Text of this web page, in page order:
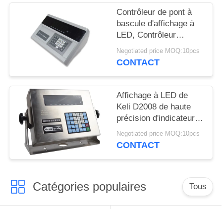
Contrôleur de pont à
bascule d'affichage à
LED, Contrôleur
YAOHUA DS10 de
poids de Digital
Negotiated price MOQ:10pcs
CONTACT
Affichage à LED de
Keli D2008 de haute
précision d'indicateur
de balance de Digital
Negotiated price MOQ:10pcs
CONTACT
Catégories populaires Tous